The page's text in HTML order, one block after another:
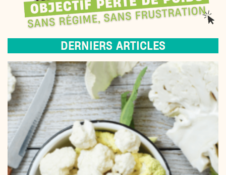
DERNIERS ARTICLES